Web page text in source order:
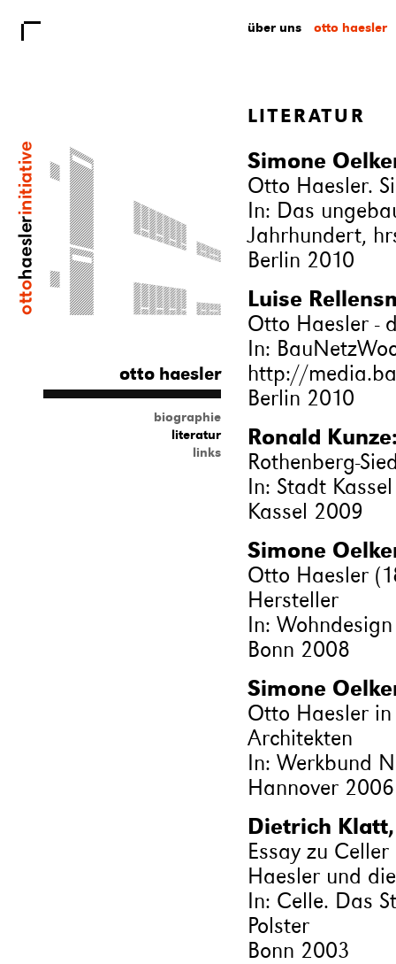
otto haesler
biographie
literatur
links
über uns otto haesler
LITERATUR
Simone
Otto Haesler.
In: Das
Jahrhundert,
Berlin 2010
Luise
Otto Haesler -
In:
http://
Berlin 2010
Ronald
Rothenberg-
In: Stadt
Kassel 2009
Simone
Otto Haesler
Hersteller
In:
Bonn 2008
Simone
Otto Haesler
Architekten
In: Werkbund
Hannover 2006
Dietrich
Essay zu
Haesler und
In: Celle. Das
Polster
Bonn 2003